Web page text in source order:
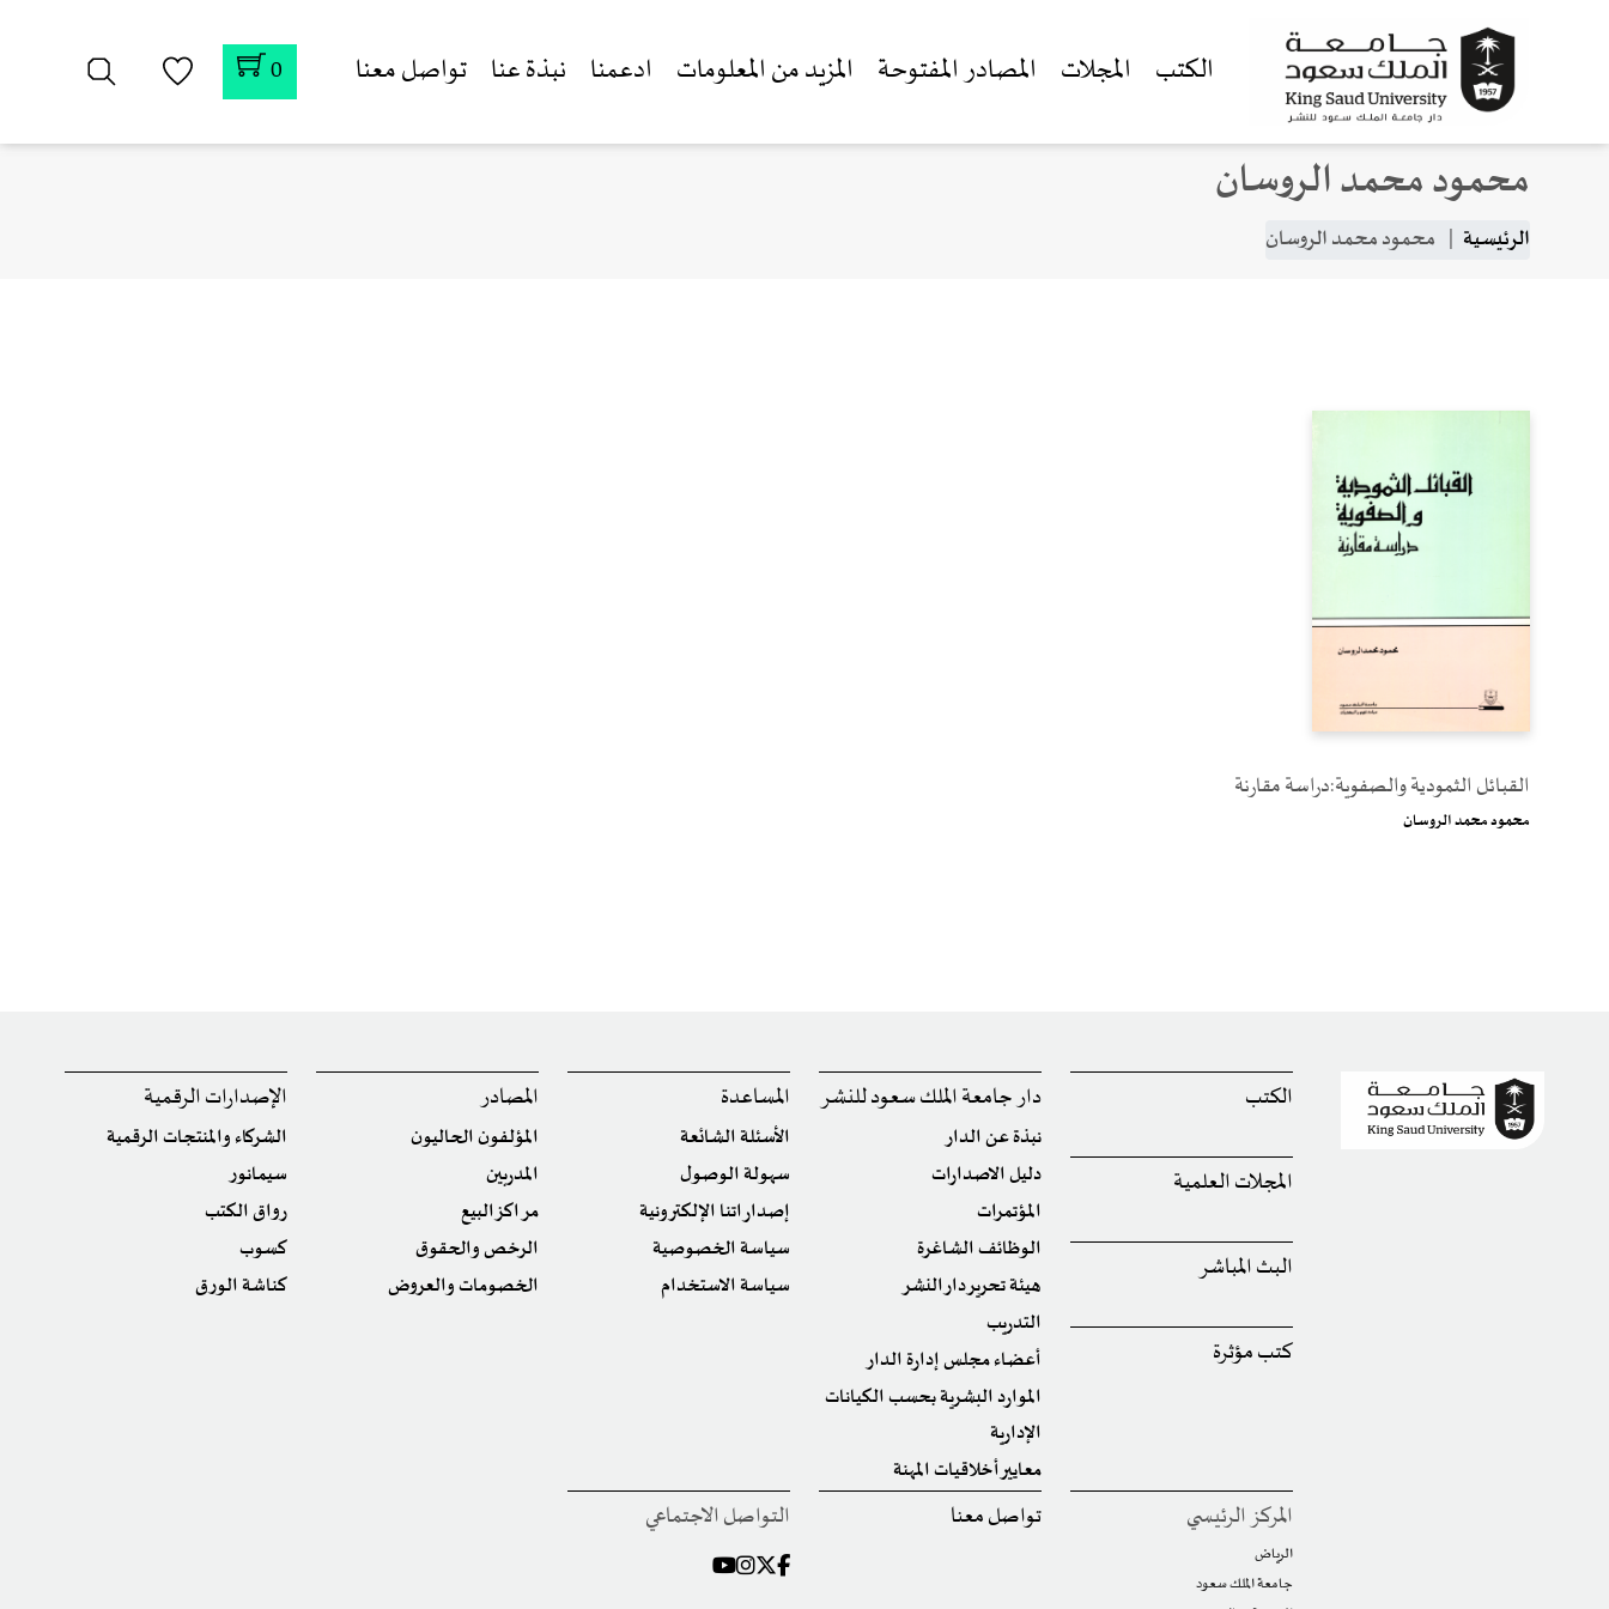
الكتب المجلات المصادر المفتوحة المزيد من المعلومات ادعمنا نبذة عنا تواصل معنا 0
محمود محمد الروسان
مسار التنقل
الرئيسية محمود محمد الروسان
القبائل الثمودية والصفوية:دراسة مقارنة
محمود محمد الروسان
الكتب
المجلات العلمية
البث المباشر
كتب مؤثرة
دار جامعة الملك سعود للنشر
نبذة عن الدار
دليل الاصدارات
المؤتمرات
الوظائف الشاغرة
هيئة تحرير دار النشر
التدريب
أعضاء مجلس إدارة الدار
الموارد البشرية بحسب الكيانات
الإدارية
معايير أخلاقيات المهنة
المساعدة
الأسئلة الشائعة
سهولة الوصول
إصداراتنا الإلكترونية
سياسة الخصوصية
سياسة الاستخدام
المصادر
المؤلفون الحاليون
المدربين
مراكز البيع
الرخص والحقوق
الخصومات والعروض
الإصدارات الرقمية
الشركاء والمنتجات الرقمية
سيمانور
رواق الكتب
كسوب
كناشة الورق
المركز الرئيسي
الرياض
جامعة الملك سعود
تواصل معنا التواصل الاجتماعي